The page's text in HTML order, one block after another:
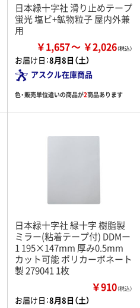
日本緑十字社 滑り止めテープ
蛍光 塩ビ+鉱物粒子 屋内外兼
用
￥1,657 ￥2,026
お届け日：8月8日（土）
アスクル在庫商品
色・販売単位違いの商品が2商品あります
日本緑十字社 緑十字 樹脂製
ミラー(粘着テープ付) DDMー
1 195×147mm 厚み0.5mm
カット可能 ポリカーボネート
製 279041 1枚
￥910（税込）
お届け日：8月8日（土）